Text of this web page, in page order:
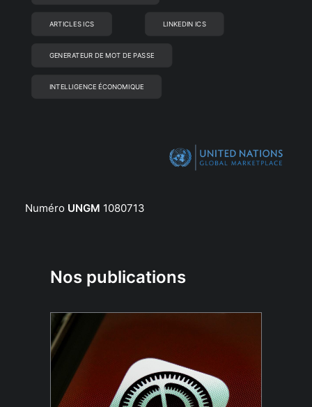
ARTICLES ICS LINKEDIN ICS
GENERATEUR DE MOT DE PASSE
INTELLIGENCE ÉCONOMIQUE
Numéro UNGM 1080713
Nos publications